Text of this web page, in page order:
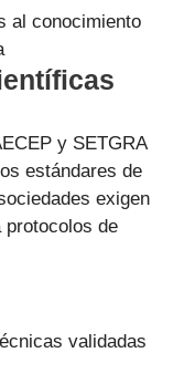
al conocimiento
y SETGRA
estándares de
exigen
protocolos de
validadas